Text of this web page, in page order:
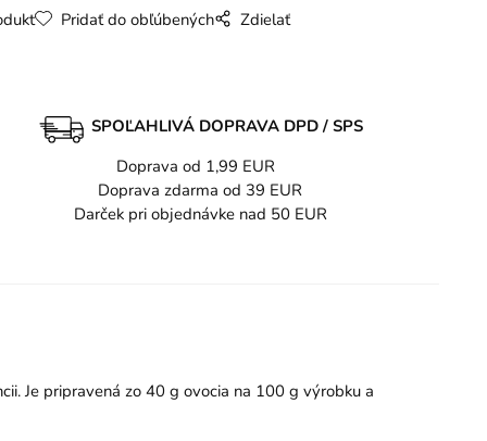
Pridať do obľúbených Zdielať
SPOĽAHLIVÁ DOPRAVA DPD / SPS
Doprava od 1,99 EUR
Doprava zdarma od 39 EUR
Darček pri objednávke nad 50 EUR
Je pripravená zo 40 g ovocia na 100 g výrobku a